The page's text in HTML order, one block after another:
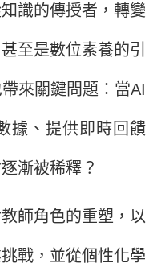
識的傳授者，轉變
至是數位素養的引
來關鍵問題：當AI
據、提供即時回饋
漸被稀釋？
師角色的重塑，以
戰，並從個性化學